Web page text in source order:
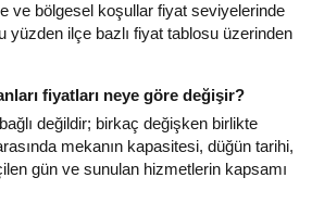
ve bölgesel koşullar fiyat seviyelerinde
yüzden ilçe bazlı fiyat tablosu üzerinden
fiyatları neye göre değişir?
değildir; birkaç değişken birlikte
mekanın kapasitesi, düğün tarihi,
gün ve sunulan hizmetlerin kapsamı